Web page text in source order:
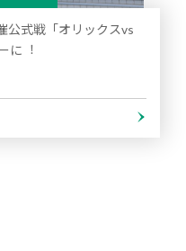
式戦「オリックスvs
に︕